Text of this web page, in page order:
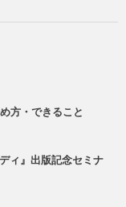
方・できること
ィ』出版記念セミナ